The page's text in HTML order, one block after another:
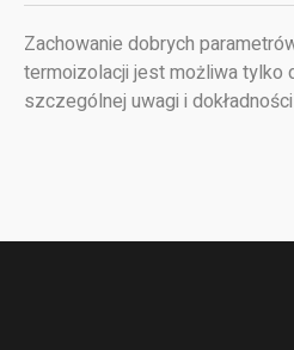
Zachowanie dobrych
termoizolacji jest możliwa tylko
szczególnej uwagi i